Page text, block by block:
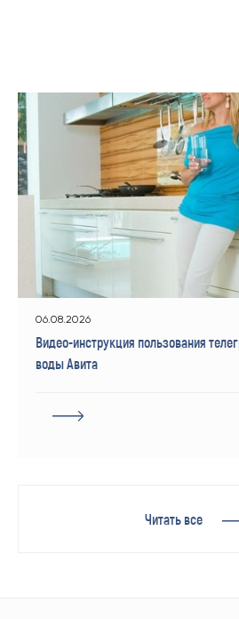
06.08.2026
Видео-инструкция пользования
воды Авита
Читать все